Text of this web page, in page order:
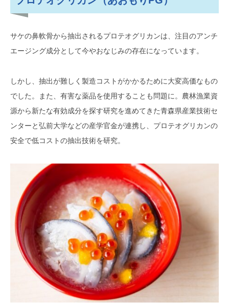
サケの鼻軟骨から抽出されるプロテオグリカンは、注目のアンチ
エージング成分として今やおなじみの存在になっています。
しかし、抽出が難しく製造コストがかかるために大変高価なもの
でした。また、有害な薬品を使用することも問題に。農林漁業資
源から新たな有効成分を探す研究を進めてきた青森県産業技術セ
ンターと弘前大学などの産学官金が連携し、プロテオグリカンの
安全で低コストの抽出技術を研究。